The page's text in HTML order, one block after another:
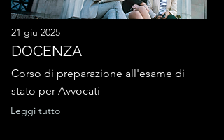
21 giu 2025
DOCENZA
Corso di preparazione all'esame di
stato per Avvocati
Leggi tutto